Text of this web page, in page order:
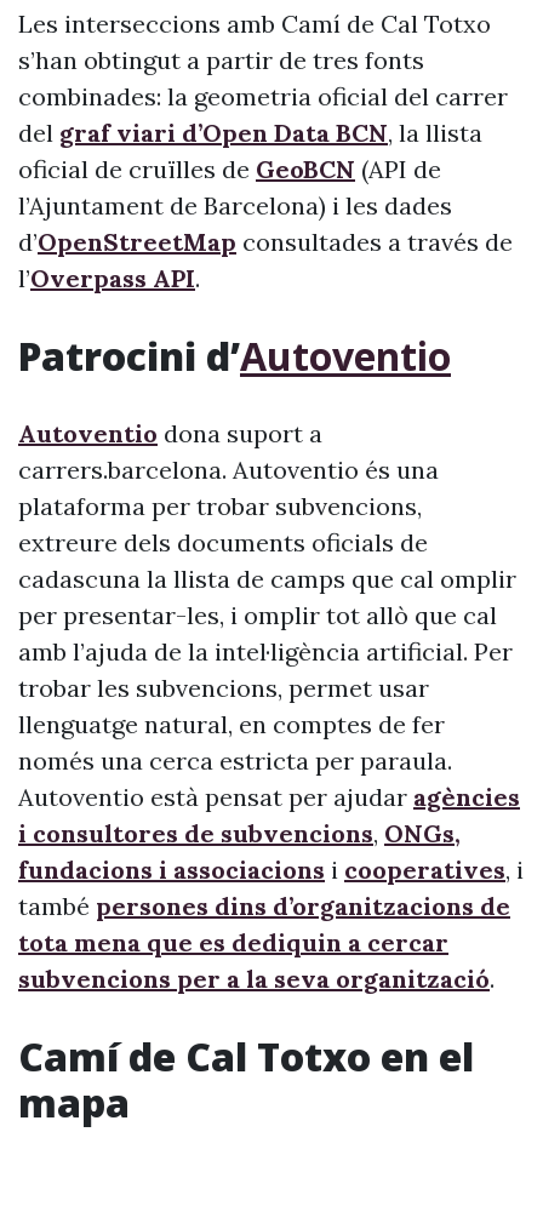
Les interseccions amb Camí de Cal Totxo
s’han obtingut a partir de tres fonts
combinades: la geometria oficial del carrer
del graf viari d’Open Data BCN, la llista
oficial de cruïlles de GeoBCN (API de
l’Ajuntament de Barcelona) i les dades
d’OpenStreetMap consultades a través de
l’Overpass API.
Patrocini d’Autoventio
Autoventio dona suport a
carrers.barcelona. Autoventio és una
plataforma per trobar subvencions,
extreure dels documents oficials de
cadascuna la llista de camps que cal omplir
per presentar-les, i omplir tot allò que cal
amb l’ajuda de la intel·ligència artificial. Per
trobar les subvencions, permet usar
llenguatge natural, en comptes de fer
només una cerca estricta per paraula.
Autoventio està pensat per ajudar agències
i consultores de subvencions, ONGs,
fundacions i associacions i cooperatives, i
també persones dins d’organitzacions de
tota mena que es dediquin a cercar
subvencions per a la seva organització.
Camí de Cal Totxo en el
mapa